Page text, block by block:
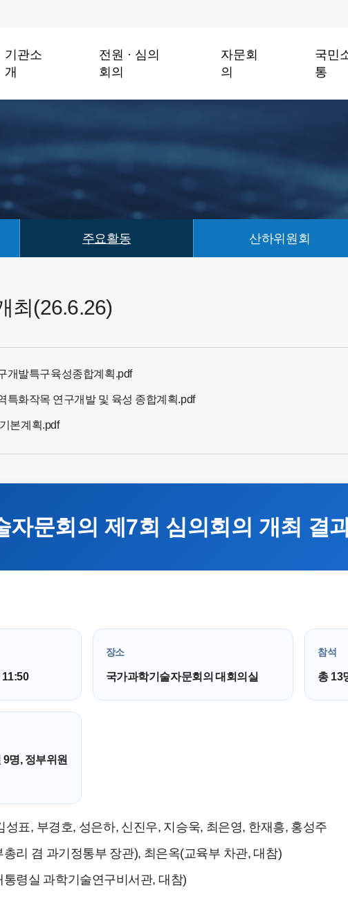
기관소
개
전원 · 심의
회의
자문회
의
국민
통
주요활동 산하위원회
최(26.6.26)
개발특구육성종합계획.pdf
특화작목 연구개발 및 육성 종합계획.pdf
본계획.pdf
자문회의 제7회 심의회의 개최 결
11:50
장소
국가과학기술자문회의 대회의실
참석
총 13
명, 정부위원
성표, 부경호, 성은하, 신진우, 지승욱, 최은영, 한재흥, 홍성주
총리 겸 과기정통부 장관), 최은옥(교육부 차관, 대참)
통령실 과학기술연구비서관, 대참)